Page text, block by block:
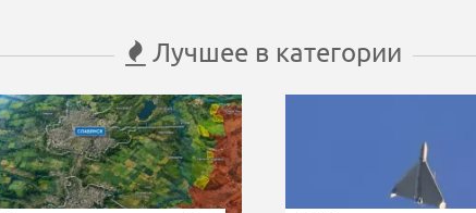
Лучшее в категории